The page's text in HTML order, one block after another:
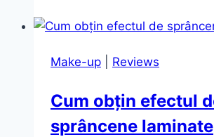
de
up
la
Milani
Make-up Reviews
Cum obțin efectul
sprâncene laminate